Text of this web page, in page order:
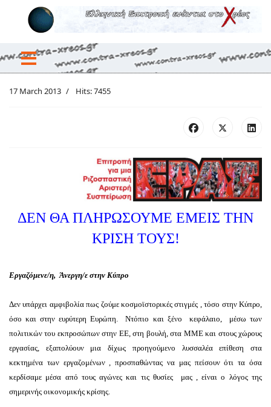
17 March 2013 Hits: 7455
ΔΕΝ ΘΑ ΠΛΗΡΩΣΟΥΜΕ ΕΜΕΙΣ ΤΗΝ
ΚΡΙΣΗ ΤΟΥΣ!
Εργαζόμενε/η, Άνεργη/ε στην Κύπρο
Δεν υπάρχει αμφιβολία πως ζούμε κοσμοϊστορικές στιγμές , τόσο στην Κύπρο,
όσο και στην ευρύτερη Ευρώπη. Ντόπιο και ξένο κεφάλαιο, μέσω των
πολιτικών του εκπροσώπων στην ΕΕ, στη βουλή, στα ΜΜΕ και στους χώρους
εργασίας, εξαπολύουν μια δίχως προηγούμενο λυσσαλέα επίθεση στα
κεκτημένα των εργαζομένων , προσπαθώντας να μας πείσουν ότι τα όσα
κερδίσαμε μέσα από τους αγώνες και τις θυσίες μας , είναι ο λόγος της
σημερινής οικονομικής κρίσης.